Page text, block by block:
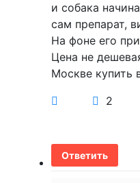
и собака
сам препарат,
На фоне его
Цена не
Москве купить
2
Ответить